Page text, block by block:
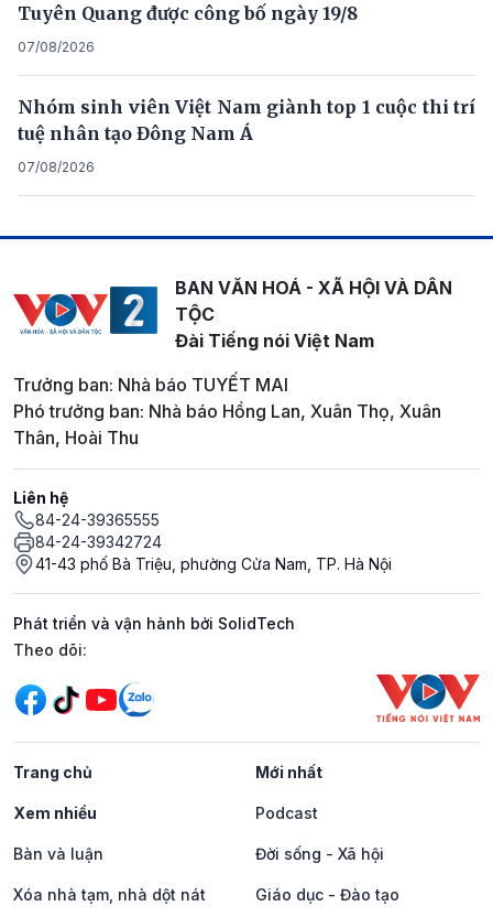
Tuyên Quang được công bố ngày 19/8
07/08/2026
Nhóm sinh viên Việt Nam giành top 1 cuộc thi trí
tuệ nhân tạo Đông Nam Á
07/08/2026
BAN VĂN HOÁ - XÃ HỘI VÀ DÂN
TỘC
Đài Tiếng nói Việt Nam
Trưởng ban: Nhà báo TUYẾT MAI
Phó trưởng ban: Nhà báo Hồng Lan, Xuân Thọ, Xuân
Thân, Hoài Thu
Liên hệ
84-24-39365555
84-24-39342724
41-43 phố Bà Triệu, phường Cửa Nam, TP. Hà Nội
Phát triển và vận hành bởi SolidTech
Mạng xã hội
Theo dõi:
Trang chủ Mới nhất
Xem nhiều Podcast
Bàn và luận Đời sống - Xã hội
Xóa nhà tạm, nhà dột nát Giáo dục - Đào tạo